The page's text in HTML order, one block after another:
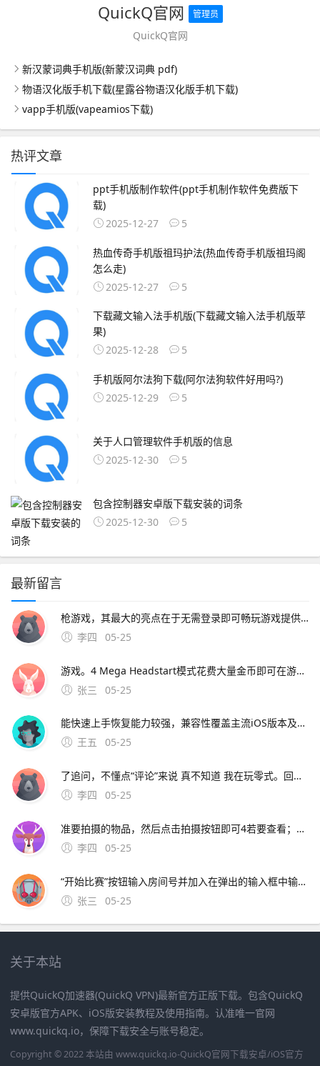
QuickQ官网 管理员
QuickQ官网
新汉蒙词典手机版(新蒙汉词典 pdf)
物语汉化版手机下载(星露谷物语汉化版手机下载)
vapp手机版(vapeamios下载)
热评文章
ppt手机版制作软件(ppt手机制作软件免费版下
载)
2025-12-27
5
热血传奇手机版祖玛护法(热血传奇手机版祖玛阁
怎么走)
2025-12-27
5
下载藏文输入法手机版(下载藏文输入法手机版苹
果)
2025-12-28
5
手机版阿尔法狗下载(阿尔法狗软件好用吗?)
2025-12-29
5
关于人口管理软件手机版的信息
2025-12-30
5
包含控制器安卓版下载安装的词条
2025-12-30
5
最新留言
枪游戏，其最大的亮点在于无需登录即可畅玩游戏提供了高自由度的玩法，支持多人组队，玩家可以在上百种武器和载具中选择，自由切换第一人称和第三人称视角，且没有时间限制，让玩家能够尽情享受射击的乐趣射击手游T3这款游戏不仅支持手机平台，还。使
李四
05-25
游戏。4 Mega Headstart模式花费大量金币即可在游戏开始时获得一定的跑步距离和一些道具，可用于突破自己的最高分5 Score Booster模式花费金币购买，可在游戏中增加分数倍数，提高游戏分数6 2X Multiplier模式花费金币购买，可在游戏中使分数翻倍解释地铁跑酷是一款
张三
05-25
能快速上手恢复能力较强，兼容性覆盖主流iOS版本及设备型号，安全性有保障iMyFone DBack提供三种恢复模式直接从设备恢复从iTunes备份。3、以下是五款顶级的免费iPhone苹果数据恢复软件推荐EaseUS MobiSaver 功能强大具有
王五
05-25
了追问，不懂点“评论”来说 真不知道 我在玩零式。回答你的手机屏幕分辨率太小，看看有没有选项之类的可以调节虚拟按键的大小。你会用修改器吗，比如金山游侠，手机上有八门神器，只要把全道具改出来就可以了，魔法可以用GF技能制作全
李四
05-25
准要拍摄的物品，然后点击拍摄按钮即可4若要查看；若是指拍动态照片方法打开相机更多动态照片，点击快门进行拍摄动态照片开启后，拍照时按下快门键后，会记录前后15秒或1秒的图像部分机型需进入相机，点击取景界面上方的“动态照片”，然后长按虚拟快门进行拍摄查看动态照片在相册中打开动
李四
05-25
“开始比赛”按钮输入房间号并加入在弹出的输入框中输入对战房间号，点击“加入”即可进入指定房间注意事项确保游戏版本为最新如参考信息。进入地铁跑酷房间的步骤如下打开游戏并登录打开手机上的地铁跑酷软件，点击登录游戏选择竞技场选项在游戏主界面，点击下面的竞技场选项点击
张三
05-25
关于本站
提供QuickQ加速器(QuickQ VPN)最新官方正版下载。包含QuickQ
安卓版官方APK、iOS版安装教程及使用指南。认准唯一官网
www.quickq.io，保障下载安全与账号稳定。
Copyright © 2022 本站由 www.quickq.io-QuickQ官网下载安卓/iOS官方